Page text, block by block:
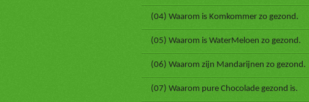
(04) Waarom is Komkommer zo gezond.
(05) Waarom is WaterMeloen zo gezond.
(06) Waarom zijn Mandarijnen zo gezond.
(07) Waarom pure Chocolade gezond is.